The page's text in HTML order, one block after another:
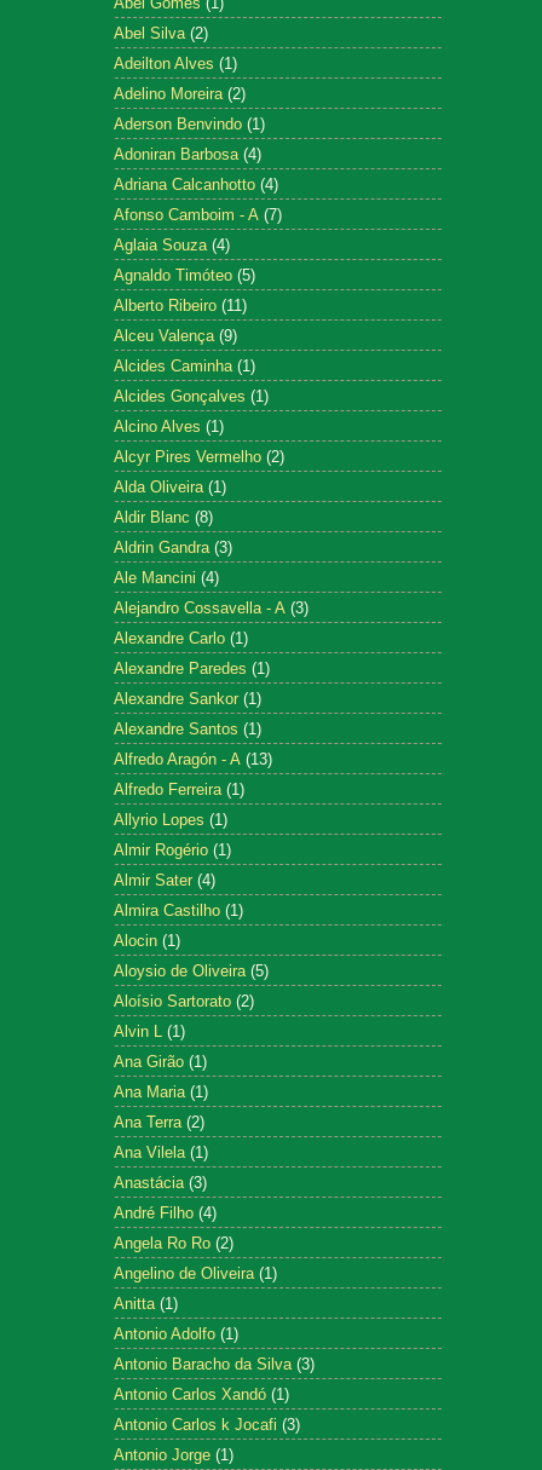
Abel Silva (2)
Adeilton Alves (1)
Adelino Moreira (2)
Aderson Benvindo (1)
Adoniran Barbosa (4)
Adriana Calcanhotto (4)
Afonso Camboim - A (7)
Aglaia Souza (4)
Agnaldo Timóteo (5)
Alberto Ribeiro (11)
Alceu Valença (9)
Alcides Caminha (1)
Alcides Gonçalves (1)
Alcino Alves (1)
Alcyr Pires Vermelho (2)
Alda Oliveira (1)
Aldir Blanc (8)
Aldrin Gandra (3)
Ale Mancini (4)
Alejandro Cossavella - A (3)
Alexandre Carlo (1)
Alexandre Paredes (1)
Alexandre Sankor (1)
Alexandre Santos (1)
Alfredo Aragón - A (13)
Alfredo Ferreira (1)
Allyrio Lopes (1)
Almir Rogério (1)
Almir Sater (4)
Almira Castilho (1)
Alocin (1)
Aloysio de Oliveira (5)
Aloísio Sartorato (2)
Alvin L (1)
Ana Girão (1)
Ana Maria (1)
Ana Terra (2)
Ana Vilela (1)
Anastácia (3)
André Filho (4)
Angela Ro Ro (2)
Angelino de Oliveira (1)
Anitta (1)
Antonio Adolfo (1)
Antonio Baracho da Silva (3)
Antonio Carlos Xandó (1)
Antonio Carlos k Jocafi (3)
Antonio Jorge (1)